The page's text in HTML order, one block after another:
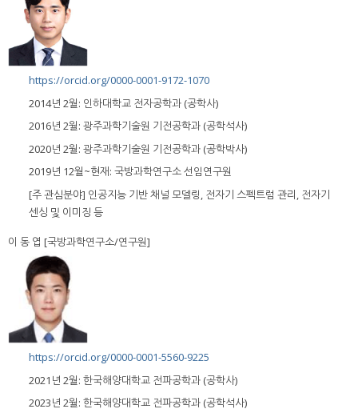
https://orcid.org/0000-0001-9172-1070
2014년 2월: 인하대학교 전자공학과 (공학사)
2016년 2월: 광주과학기술원 기전공학과 (공학석사)
2020년 2월: 광주과학기술원 기전공학과 (공학박사)
2019년 12월~현재: 국방과학연구소 선임연구원
[주 관심분야] 인공지능 기반 채널 모델링, 전자기 스펙트럼 관리, 전자기
센싱 및 이미징 등
이 동 엽 [국방과학연구소/연구원]
https://orcid.org/0000-0001-5560-9225
2021년 2월: 한국해양대학교 전파공학과 (공학사)
2023년 2월: 한국해양대학교 전파공학과 (공학석사)